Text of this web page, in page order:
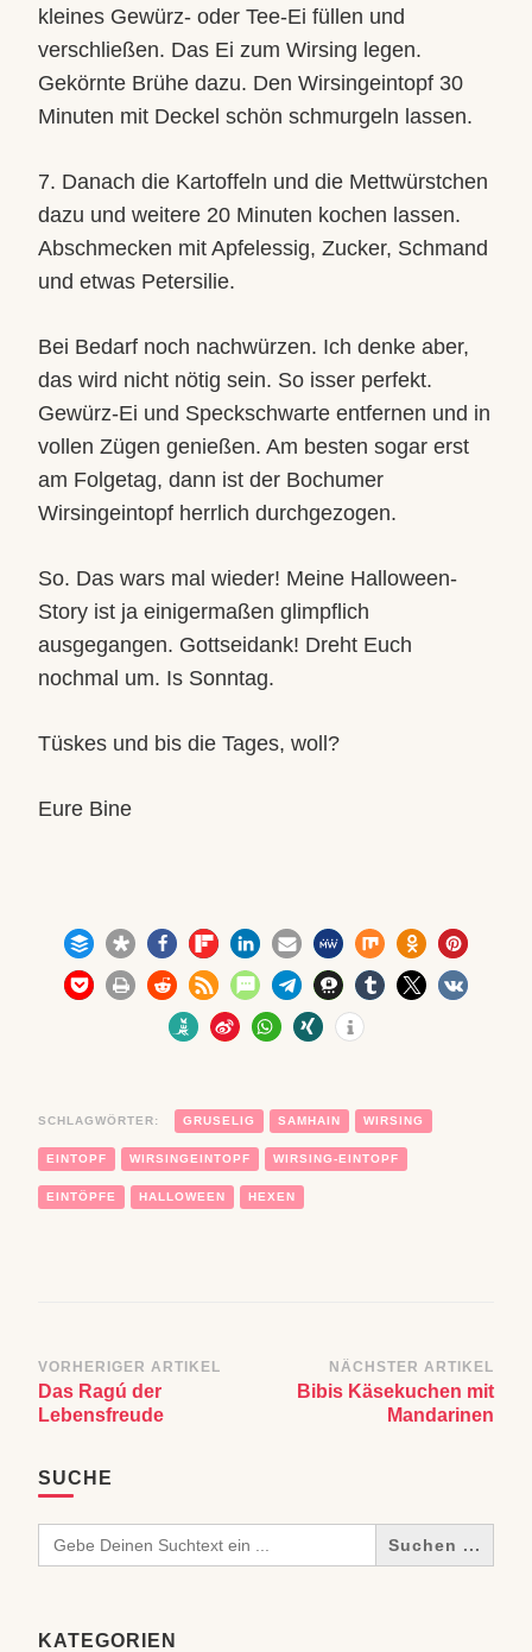
kleines Gewürz- oder Tee-Ei füllen und
verschließen. Das Ei zum Wirsing legen.
Gekörnte Brühe dazu. Den Wirsingeintopf 30
Minuten mit Deckel schön schmurgeln lassen.
7. Danach die Kartoffeln und die Mettwürstchen
dazu und weitere 20 Minuten kochen lassen.
Abschmecken mit Apfelessig, Zucker, Schmand
und etwas Petersilie.
Bei Bedarf noch nachwürzen. Ich denke aber,
das wird nicht nötig sein. So isser perfekt.
Gewürz-Ei und Speckschwarte entfernen und in
vollen Zügen genießen. Am besten sogar erst
am Folgetag, dann ist der Bochumer
Wirsingeintopf herrlich durchgezogen.
So. Das wars mal wieder! Meine Halloween-
Story ist ja einigermaßen glimpflich
ausgegangen. Gottseidank! Dreht Euch
nochmal um. Is Sonntag.
Tüskes und bis die Tages, woll?
Eure Bine
SCHLAGWÖRTER: GRUSELIG SAMHAIN WIRSING
EINTOPF WIRSINGEINTOPF WIRSING-EINTOPF
EINTÖPFE HALLOWEEN HEXEN
Beitragsnavigation
VORHERIGER ARTIKEL
Das Ragú der
Lebensfreude
NÄCHSTER ARTIKEL
Bibis Käsekuchen mit
Mandarinen
SUCHE
Search
for:
KATEGORIEN